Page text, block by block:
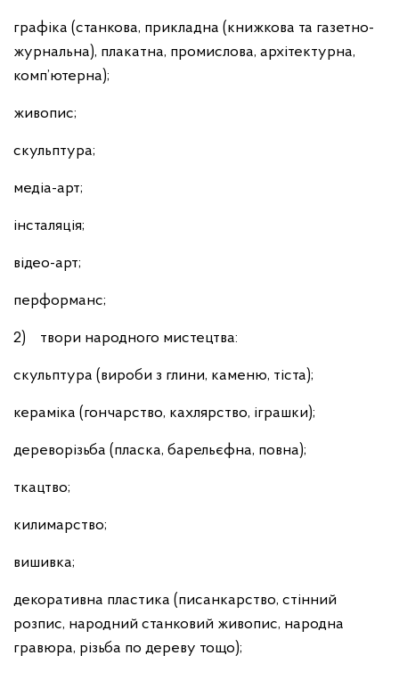
графіка (станкова, прикладна (книжкова та газетно-
журнальна), плакатна, промислова, архітектурна,
комп’ютерна);
живопис;
скульптура;
медіа-арт;
інсталяція;
відео-арт;
перформанс;
2) твори народного мистецтва:
скульптура (вироби з глини, каменю, тіста);
кераміка (гончарство, кахлярство, іграшки);
дереворізьба (пласка, барельєфна, повна);
ткацтво;
килимарство;
вишивка;
декоративна пластика (писанкарство, стінний
розпис, народний станковий живопис, народна
гравюра, різьба по дереву тощо);